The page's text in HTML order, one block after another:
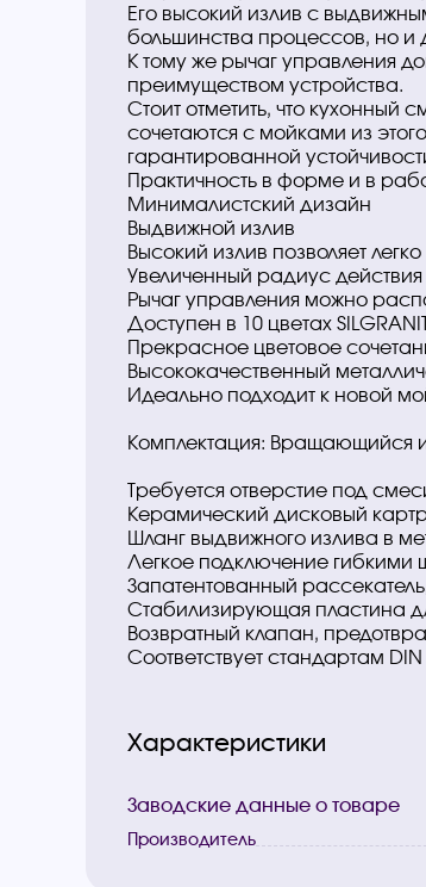
Его высокий излив с
большинства процессов, но и
К тому же рычаг управления
преимуществом устройства.
Стоит отметить, что кухонный
сочетаются с мойками из
гарантированной
Практичность в форме и в
Минималистский дизайн
Выдвижной излив
Высокий излив позволяет
Увеличенный радиус
Рычаг управления можно
Доступен в 10 цветах
Прекрасное цветовое
Высококачественный
Идеально подходит к новой
Комплектация: Вращающийся
Требуется отверстие под
Керамический дисковый
Шланг выдвижного излива в
Легкое подключение гибкими
Запатентованный
Стабилизирующая пластина
Возвратный клапан,
Соответствует стандартам
Характеристики
Заводские данные о товаре
Производитель